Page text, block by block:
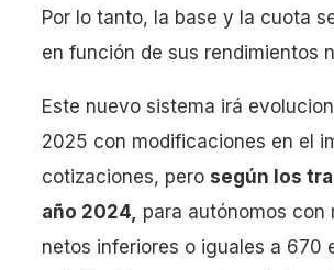
Por lo tanto, la base y la cuota
en función de sus rendimientos
Este nuevo sistema irá
2025 con modificaciones en el
cotizaciones, pero según los
año 2024, para autónomos con
netos inferiores o iguales a 670